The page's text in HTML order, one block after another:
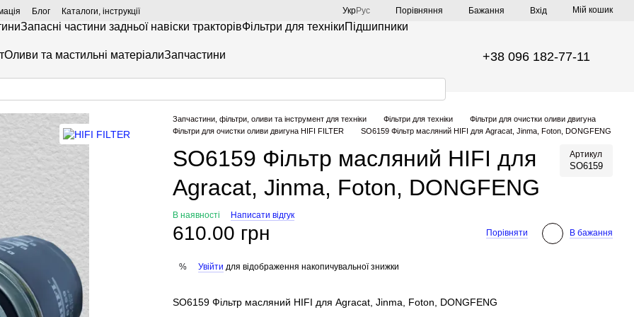
Блог Каталоги, інструкції УкрРус Порівняння Бажання Вхід Мій кошик
Запасні частини задньої навіски тракторівФільтри для технікиПідшипники
Оливи та мастильні матеріалиЗапчастини +38 096 182-77-11
Запчастини, фільтри, оливи та інструмент для техніки Фільтри для техніки
Фільтри для очистки оливи двигуна
Фільтри для очистки оливи двигуна HIFI FILTER
SO6159 Фільтр масляний HIFI для Agracat, Jinma, Foton, DONGFENG
SO6159 Фільтр масляний HIFI для
Agracat, Jinma, Foton, DONGFENG
Артикул
SO6159
В наявності Написати відгук
610.00 грн Порівняти В бажання
% Увійти для відображення накопичувальної знижки
SO6159 Фільтр масляний HIFI для Agracat, Jinma, Foton, DONGFENG